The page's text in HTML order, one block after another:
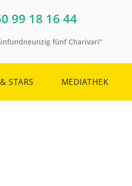
99 18 16 44
fünf Charivari“
STARS MEDIATHEK